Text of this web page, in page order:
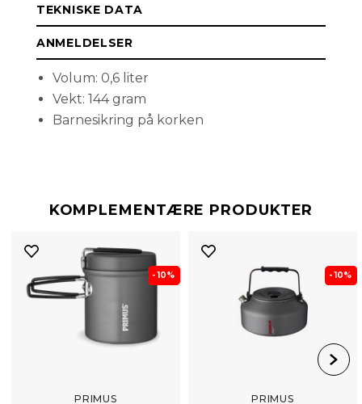
TEKNISKE DATA
ANMELDELSER
Volum: 0,6 liter
Vekt: 144 gram
Barnesikring på korken
KOMPLEMENTÆRE PRODUKTER
- 10%
PRIMUS
- 10%
PRIMUS